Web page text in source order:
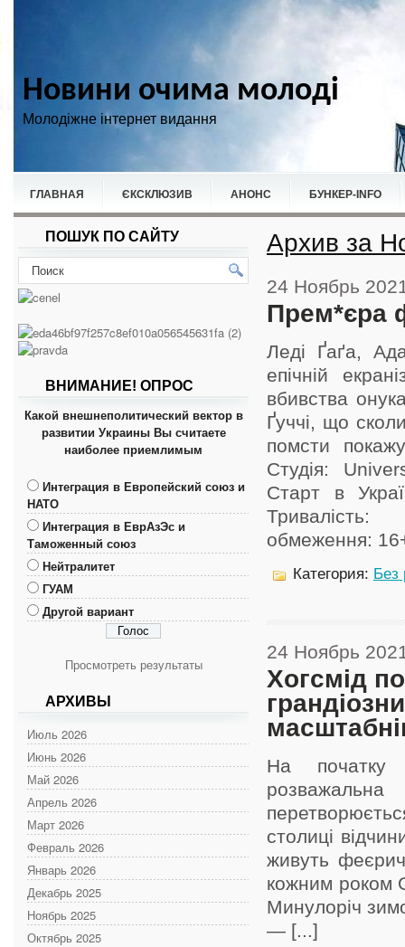
Новини очима молоді
Молодіжне інтернет видання
ГЛАВНАЯ ЄКСКЛЮЗИВ АНОНС БУНКЕР-ІNFO
НОВИНИ СПОРТ
ПОШУК ПО САЙТУ
ВНИМАНИЕ! ОПРОС
Какой внешнеполитический вектор в
развитии Украины Вы считаете
наиболее приемлимым
Интеграция в Европейский союз и
НАТО
Интеграция в ЕврАзЭс и
Таможенный союз
Нейтралитет
ГУАМ
Другой вариант
Просмотреть результаты
АРХИВЫ
Июль 2026
Июнь 2026
Май 2026
Апрель 2026
Март 2026
Февраль 2026
Январь 2026
Декабрь 2025
Ноябрь 2025
Октябрь 2025
Архив за
24 Ноябрь
Прем*єра
Леді Ґаґа,
епічній
вбивства
Ґуччі, що
помсти
Студія:
Старт в
обмеження:
Категория: Без
24 Ноябрь
Хогсмід
На початку
столиці
живуть
кожним роком
Минулоріч
— [...]